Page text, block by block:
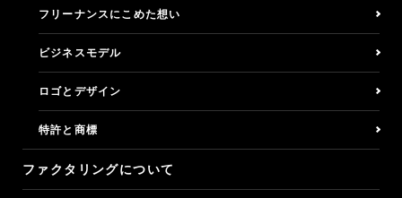
利用者の声
フリーナンスについて
フリーナンスにこめた想い
ビジネスモデル
ロゴとデザイン
特許と商標
ファクタリングについて